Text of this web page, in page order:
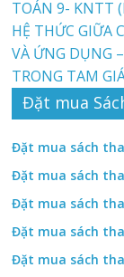
TOÁN 9- KNTT
HỆ THỨC GIỮA
VÀ ỨNG DỤNG
TRONG TAM
Đặt mua
Đặt mua sách
Đặt mua sách
Đặt mua sách
Đặt mua sách
Đặt mua sách